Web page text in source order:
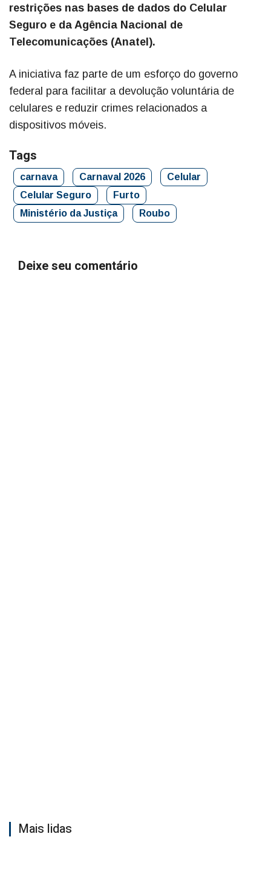
restrições nas bases de dados do Celular
Seguro e da Agência Nacional de
Telecomunicações (Anatel).
A iniciativa faz parte de um esforço do governo
federal para facilitar a devolução voluntária de
celulares e reduzir crimes relacionados a
dispositivos móveis.
Tags
carnava Carnaval 2026
Celular
Celular Seguro
Furto
Ministério da Justiça
Roubo
Deixe seu comentário
Mais lidas